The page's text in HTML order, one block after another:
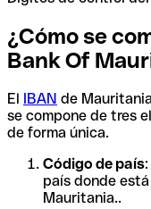
¿Cómo se
Bank Of
El IBAN de
se compone de tres
de forma única.
Código de país
país donde
Mauritania..